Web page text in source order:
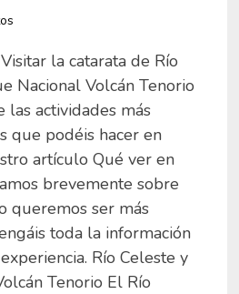
la catarata de Río
Nacional Volcán Tenorio
las actividades más
que podéis hacer en
artículo Qué ver en
brevemente sobre
queremos ser más
toda la información
Río Celeste y
Tenorio El Río